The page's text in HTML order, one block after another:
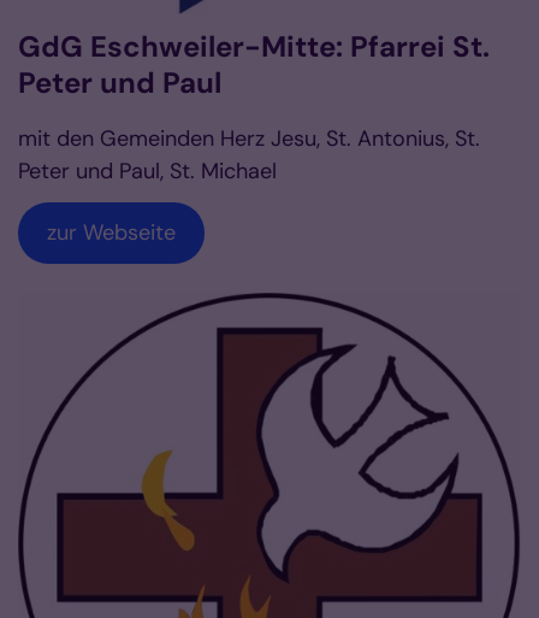
GdG Eschweiler-Mitte: Pfarrei St.
Peter und Paul
mit den Gemeinden Herz Jesu, St. Antonius, St.
Peter und Paul, St. Michael
zur Webseite